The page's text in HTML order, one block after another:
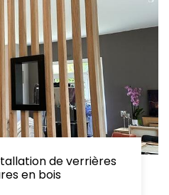
de verrières
en bois